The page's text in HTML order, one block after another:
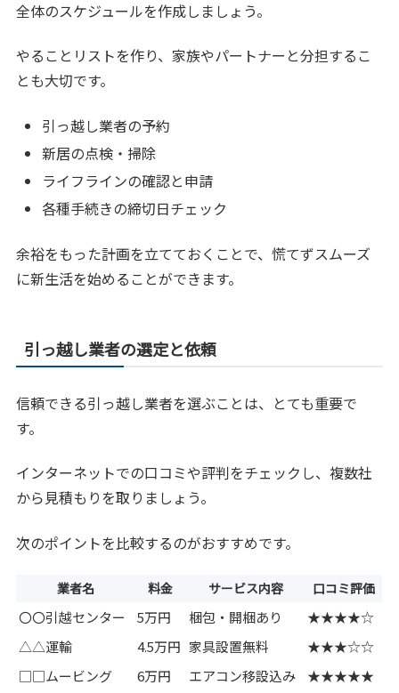
全体のスケジュールを作成しましょう。
やることリストを作り、家族やパートナーと分担するこ
とも大切です。
引っ越し業者の予約
新居の点検・掃除
ライフラインの確認と申請
各種手続きの締切日チェック
余裕をもった計画を立てておくことで、慌てずスムーズ
に新生活を始めることができます。
引っ越し業者の選定と依頼
信頼できる引っ越し業者を選ぶことは、とても重要で
す。
インターネットでの口コミや評判をチェックし、複数社
から見積もりを取りましょう。
次のポイントを比較するのがおすすめです。
業者名 料金 サービス内容 口コミ評価
〇〇引越センター 5万円 梱包・開梱あり
★★★★☆
△△運輸
4.5万円 家具設置無料
★★★☆☆
□□ムービング
6万円 エアコン移設込み ★★★★★